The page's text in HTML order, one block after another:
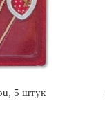
5 штук